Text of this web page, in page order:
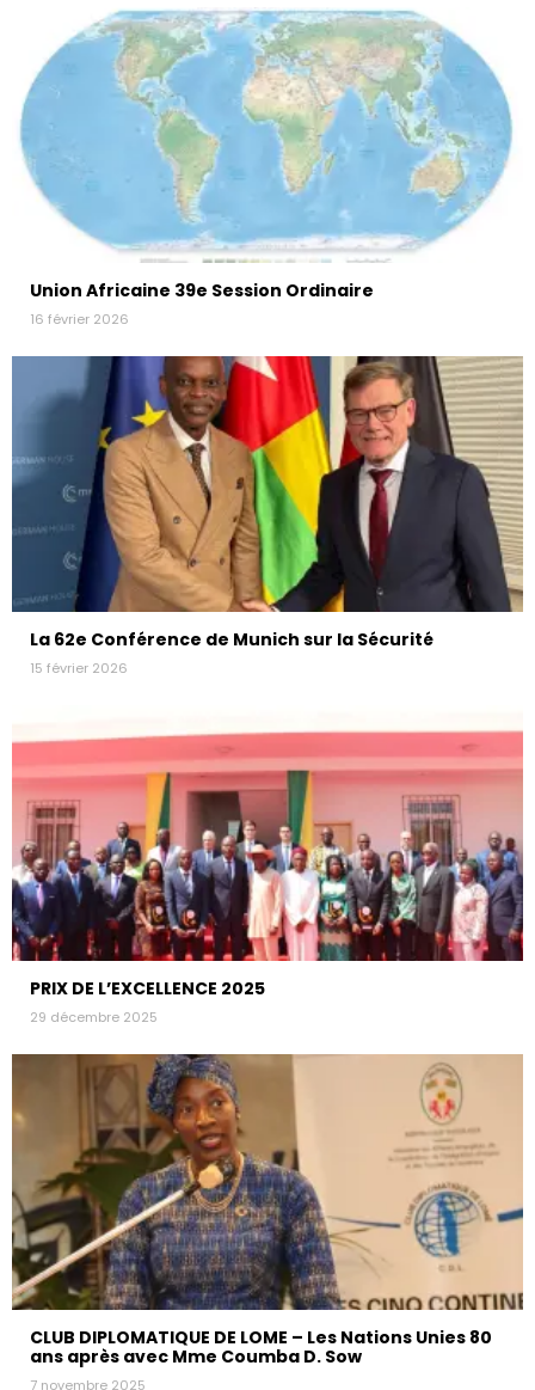
Union Africaine 39e Session Ordinaire
16 février 2026
La 62e Conférence de Munich sur la Sécurité
15 février 2026
PRIX DE L’EXCELLENCE 2025
29 décembre 2025
CLUB DIPLOMATIQUE DE LOME – Les Nations Unies 80
ans après avec Mme Coumba D. Sow
7 novembre 2025